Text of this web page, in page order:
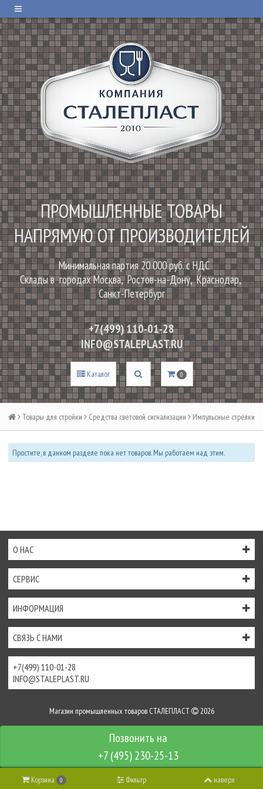
+7 (495) 230-25-13
ПРОМЫШЛЕННЫЕ ТОВАРЫ
НАПРЯМУЮ ОТ ПРОИЗВОДИТЕЛЕЙ
Минимальная партия 20 000 руб. с НДС
Склады в городах Москва, Ростов-на-Дону, Краснодар,
Санкт-Петербург
+7(499) 110-01-28
INFO@STALEPLAST.RU
Каталог 0
Товары для стройки Средства световой сигнализации Импульсные стрелки
Простите, в данном разделе пока нет товаров. Мы работаем над этим.
О НАС
СЕРВИС
ИНФОРМАЦИЯ
СВЯЗЬ С НАМИ
+7(499) 110-01-28
INFO@STALEPLAST.RU
Магазин промышленных товаров СТАЛЕПЛАСТ 2026
Интернет-магазин создан наInSales
Корзина 0 Фильтр наверх